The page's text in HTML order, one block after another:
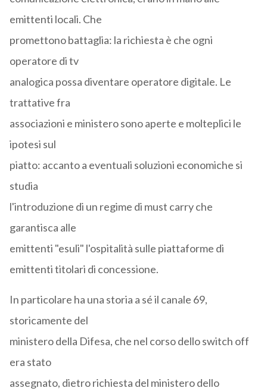
emittenti locali. Che
promettono battaglia: la richiesta è che ogni
operatore di tv
analogica possa diventare operatore digitale. Le
trattative fra
associazioni e ministero sono aperte e molteplici le
ipotesi sul
piatto: accanto a eventuali soluzioni economiche si
studia
l'introduzione di un regime di must carry che
garantisca alle
emittenti "esuli" l'ospitalità sulle piattaforme di
emittenti titolari di concessione.
In particolare ha una storia a sé il canale 69,
storicamente del
ministero della Difesa, che nel corso dello switch off
era stato
assegnato, dietro richiesta del ministero dello